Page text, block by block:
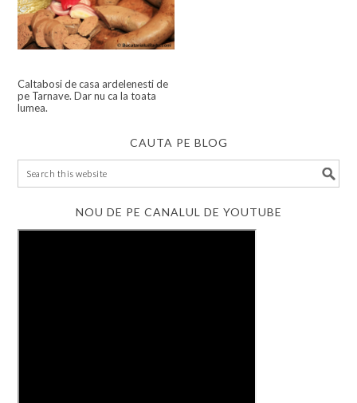
Caltabosi de casa ardelenesti de
pe Tarnave. Dar nu ca la toata
lumea.
CAUTA PE BLOG
NOU DE PE CANALUL DE YOUTUBE